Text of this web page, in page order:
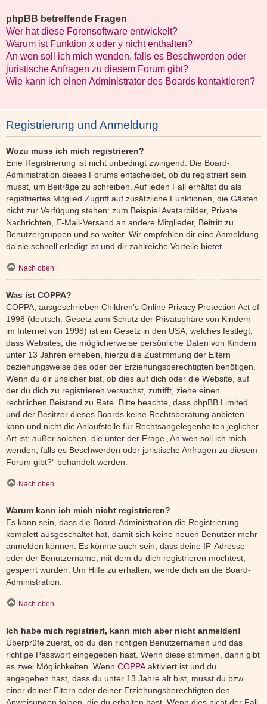
phpBB betreffende Fragen
Wer hat diese Forensoftware entwickelt?
Warum ist Funktion x oder y nicht enthalten?
An wen soll ich mich wenden, falls es Beschwerden oder
juristische Anfragen zu diesem Forum gibt?
Wie kann ich einen Administrator des Boards kontaktieren?
Registrierung und Anmeldung
Wozu muss ich mich registrieren?
Eine Registrierung ist nicht unbedingt zwingend. Die Board-
Administration dieses Forums entscheidet, ob du registriert sein
musst, um Beiträge zu schreiben. Auf jeden Fall erhältst du als
registriertes Mitglied Zugriff auf zusätzliche Funktionen, die Gästen
nicht zur Verfügung stehen: zum Beispiel Avatarbilder, Private
Nachrichten, E-Mail-Versand an andere Mitglieder, Beitritt zu
Benutzergruppen und so weiter. Wir empfehlen dir eine Anmeldung,
da sie schnell erledigt ist und dir zahlreiche Vorteile bietet.
Nach oben
Was ist COPPA?
COPPA, ausgeschrieben Children’s Online Privacy Protection Act of
1998 (deutsch: Gesetz zum Schutz der Privatsphäre von Kindern
im Internet von 1998) ist ein Gesetz in den USA, welches festlegt,
dass Websites, die möglicherweise persönliche Daten von Kindern
unter 13 Jahren erheben, hierzu die Zustimmung der Eltern
beziehungsweise des oder der Erziehungsberechtigten benötigen.
Wenn du dir unsicher bist, ob dies auf dich oder die Website, auf
der du dich zu registrieren versuchst, zutrifft, ziehe einen
rechtlichen Beistand zu Rate. Bitte beachte, dass phpBB Limited
und der Besitzer dieses Boards keine Rechtsberatung anbieten
kann und nicht die Anlaufstelle für Rechtsangelegenheiten jeglicher
Art ist; außer solchen, die unter der Frage „An wen soll ich mich
wenden, falls es Beschwerden oder juristische Anfragen zu diesem
Forum gibt?“ behandelt werden.
Nach oben
Warum kann ich mich nicht registrieren?
Es kann sein, dass die Board-Administration die Registrierung
komplett ausgeschaltet hat, damit sich keine neuen Benutzer mehr
anmelden können. Es könnte auch sein, dass deine IP-Adresse
oder der Benutzername, mit dem du dich registrieren möchtest,
gesperrt wurden. Um Hilfe zu erhalten, wende dich an die Board-
Administration.
Nach oben
Ich habe mich registriert, kann mich aber nicht anmelden!
Überprüfe zuerst, ob du den richtigen Benutzernamen und das
richtige Passwort eingegeben hast. Wenn diese stimmen, dann gibt
es zwei Möglichkeiten. Wenn COPPA aktiviert ist und du
angegeben hast, dass du unter 13 Jahre alt bist, musst du bzw.
einer deiner Eltern oder deiner Erziehungsberechtigten den
Anweisungen folgen, die du erhalten hast. Wenn dies nicht der Fall